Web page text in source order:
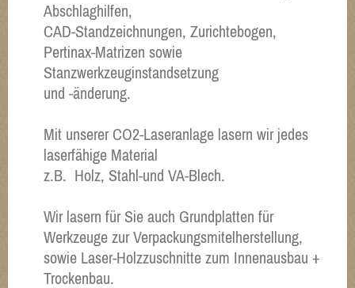
Abschlaghilfen,
CAD-Standzeichnungen, Zurichtebogen,
Pertinax-Matrizen sowie
Stanzwerkzeuginstandsetzung
und -änderung.
Mit unserer CO2-Laseranlage lasern wir jedes
laserfähige Material
z.B. Holz, Stahl-und VA-Blech.
Wir lasern für Sie auch Grundplatten für
Werkzeuge zur Verpackungsmitelherstellung,
sowie Laser-Holzzuschnitte zum Innenausbau +
Trockenbau.